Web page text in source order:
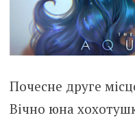
Почесне друге
Вічно юна